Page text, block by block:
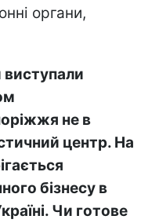
органи,
виступали
не в
центр. На
бізнесу в
Чи готове